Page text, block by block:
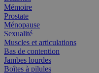
Mémoire
Prostate
Ménopause
Sexualité
Muscles et articulations
Bas de contention
Jambes lourdes
Boîtes à pilules